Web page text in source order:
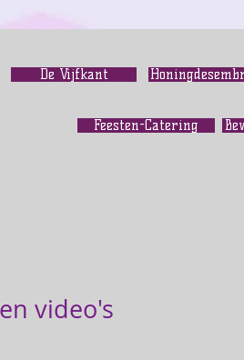
De Vijfkant
Feesten-Catering
video's